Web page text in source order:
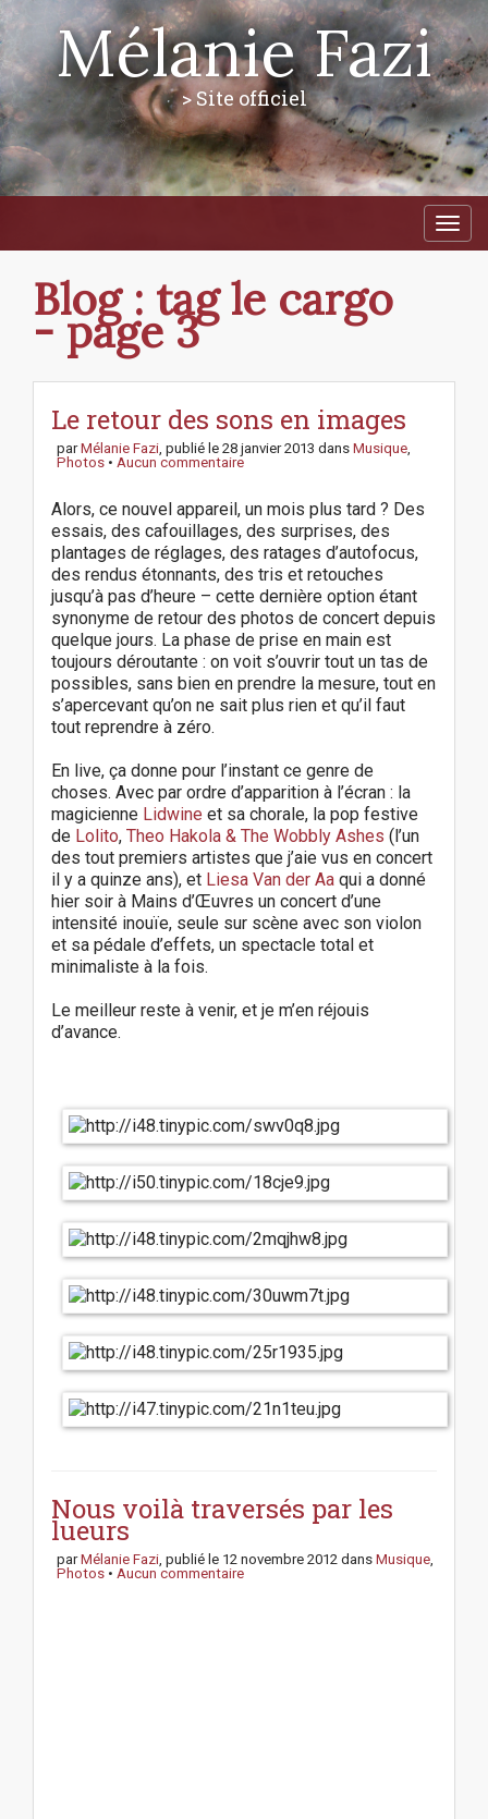
Mélanie Fazi
> Site officiel
M
i
i
Blog : tag le cargo
-page 3
Le retour des sons en images
parMélanie Fazi, publié le 28 janvier 2013 dans Musique,
Photos • Aucun commentaire
Alors, ce nouvel appareil, un mois plus tard ? Des
essais, des cafouillages, des surprises, des
plantages de réglages, des ratages d’autofocus,
des rendus étonnants, des tris et retouches
jusqu’à pas d’heure – cette dernière option étant
synonyme de retour des photos de concert depuis
quelque jours. La phase de prise en main est
toujours déroutante : on voit s’ouvrir tout un tas de
possibles, sans bien en prendre la mesure, tout en
s’apercevant qu’on ne sait plus rien et qu’il faut
tout reprendre à zéro.
En live, ça donne pour l’instant ce genre de
choses. Avec par ordre d’apparition à l’écran : la
magicienne Lidwine et sa chorale, la pop festive
de Lolito, Theo Hakola & The Wobbly Ashes (l’un
des tout premiers artistes que j’aie vus en concert
il y a quinze ans), et Liesa Van der Aa qui a donné
hier soir à Mains d’Œuvres un concert d’une
intensité inouïe, seule sur scène avec son violon
et sa pédale d’effets, un spectacle total et
minimaliste à la fois.
Le meilleur reste à venir, et je m’en réjouis
d’avance.
s
t
n
a
Nous voilà traversés par les
lueurs
parMélanie Fazi , publié le 12 novembre 2012 dans Musique
Photos • Aucun commentaire